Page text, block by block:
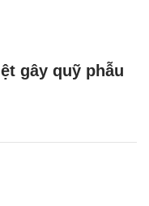
gây quỹ phẫu